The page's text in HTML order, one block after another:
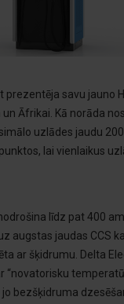
prezentēja savu jauno
Āfrikai. Kā norāda
uzlādes jaudu 200
lai vienlaikus
līdz pat 400
augstas jaudas CCS
ar šķidrumu. Delta
“novatorisku
jo bezšķidruma